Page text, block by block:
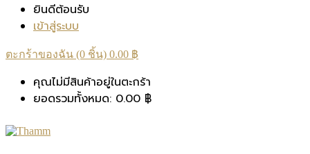
ยินดีต้อนรับ
เข้าสู่ระบบ
ตะกร้าของฉัน (0 ชิ้น) 0.00 ฿
คุณไม่มีสินค้าอยู่ในตะกร้า
ยอดรวมทั้งหมด: 0.00 ฿